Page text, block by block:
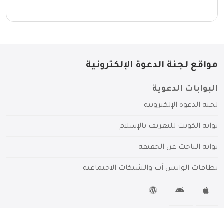
مواقع لجنة الدعوة الإلكترونية
البوابات الدعوية
لجنة الدعوة الإلكترونية
بوابة الكويت للتعريف بالإسلام
بوابة الباحث عن الحقيقة
بطاقات الواتس آب والشبكات الاجتماعية